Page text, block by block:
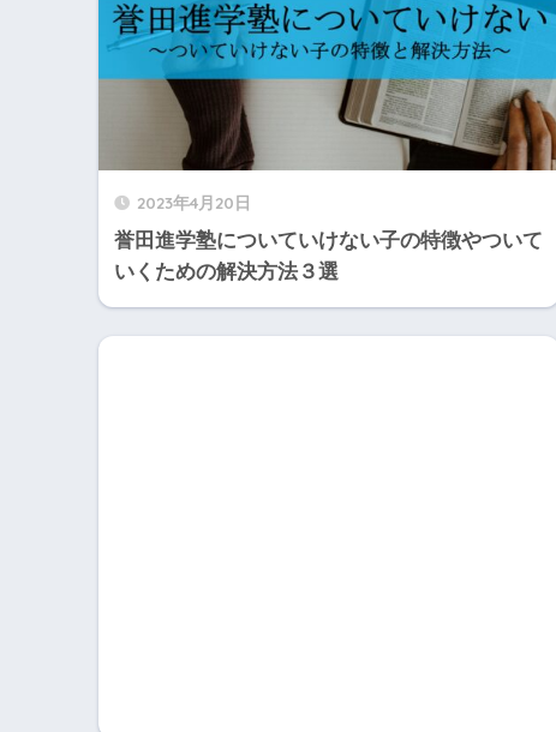
2023年4月20日
誉田進学塾についていけない子の特徴やついて
いくための解決方法３選